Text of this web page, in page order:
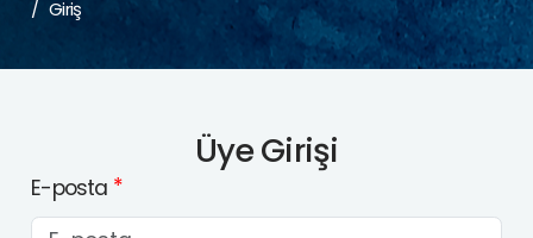
Giriş
Üye Girişi
E-posta